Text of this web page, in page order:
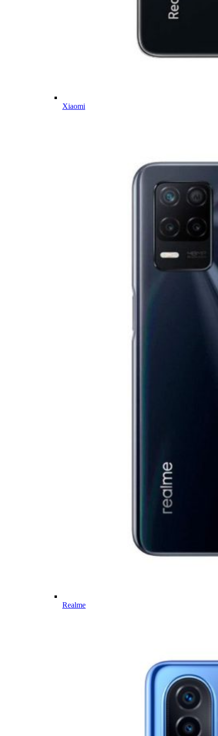
Xiaomi
Realme